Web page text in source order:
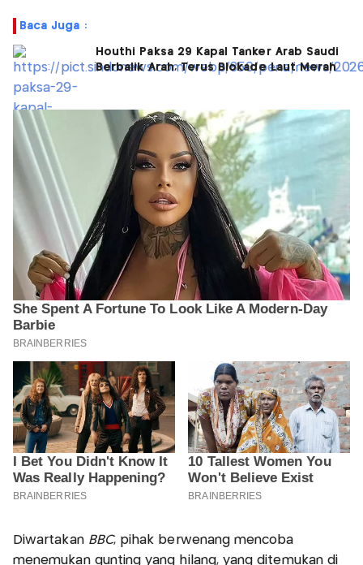
Baca Juga :
Houthi Paksa 29 Kapal Tanker Arab Saudi
Berbalik Arah, Terus Blokade Laut Merah
Diwartakan BBC, pihak berwenang mencoba
menemukan gunting yang hilang, yang ditemukan di